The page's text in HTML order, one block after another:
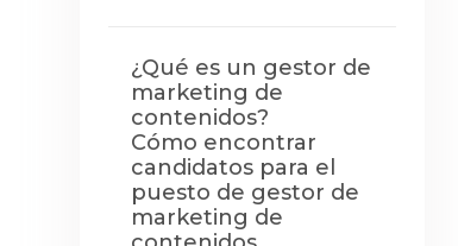
¿Qué es un gestor de
marketing de
contenidos?
Cómo encontrar
candidatos para el
puesto de gestor de
marketing de